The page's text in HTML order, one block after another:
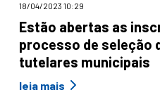
18/04/2023 10:29
Estão abertas as
processo de seleção
tutelares municipais
leia mais